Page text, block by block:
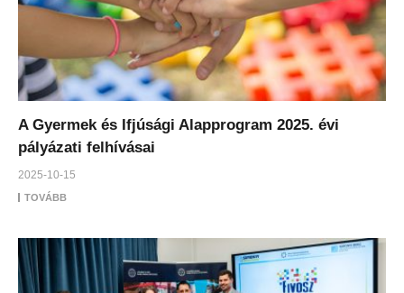
A Gyermek és Ifjúsági Alapprogram 2025. évi
pályázati felhívásai
2025-10-15
TOVÁBB